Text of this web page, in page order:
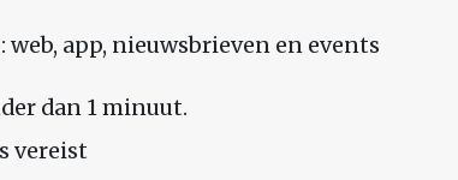
app, nieuwsbrieven en events
dan 1 minuut.
vereist